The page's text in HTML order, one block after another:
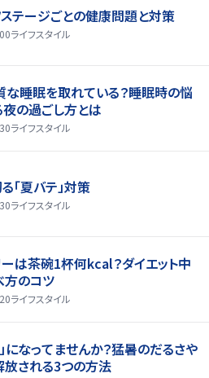
テージごとの健康問題と対策
ライフスタイル
睡眠を取れている？睡眠時の悩
の過ごし方とは
ライフスタイル
「夏バテ」対策
ライフスタイル
は茶碗1杯何kcal？ダイエット中
方のコツ
ライフスタイル
になってませんか？猛暑のだるさや
される3つの方法